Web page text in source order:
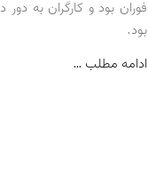
فوران بود و کارگران به
بود.
ادامه مطلب …